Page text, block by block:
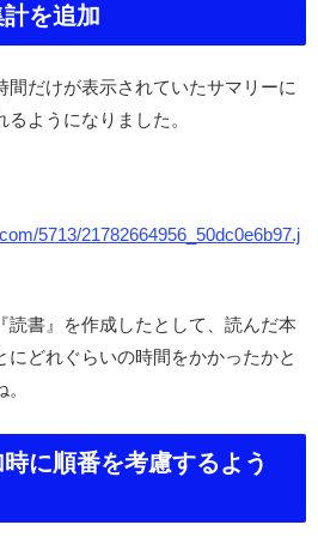
を追加
間だけが表示されていたサマリーに
ようになりました。
読書』を作成したとして、読んだ本
にどれぐらいの時間をかかったかと
に順番を考慮するよう